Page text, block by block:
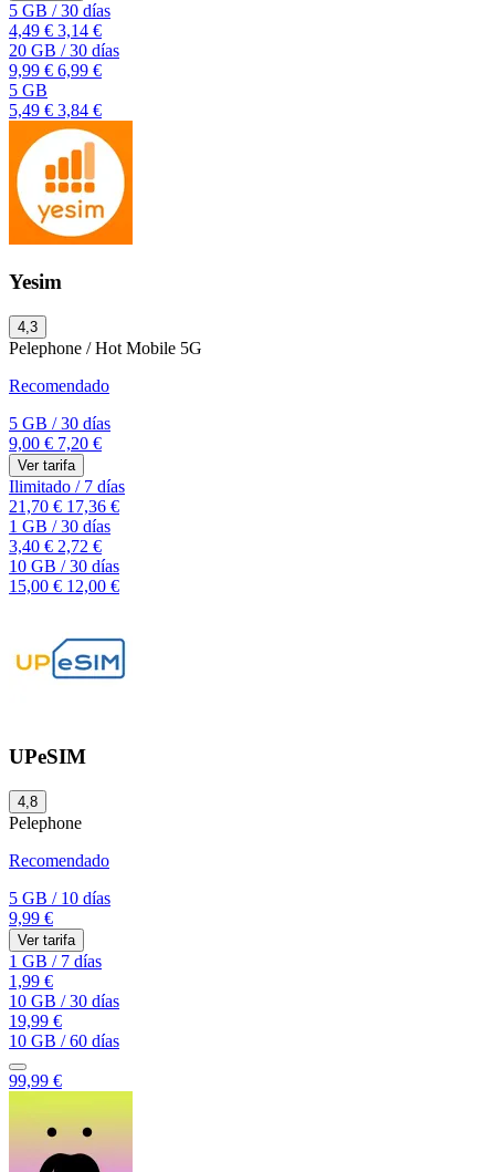
5 GB /30 días
4,49 € 3,14 €
20 GB /30 días
9,99 € 6,99 €
5 GB
5,49 € 3,84 €
Yesim
4,3
Pelephone / Hot Mobile 5G
Recomendado
5 GB /30 días
9,00 € 7,20 €
Ver tarifa
Ilimitado /7 días
21,70 € 17,36 €
1 GB /30 días
3,40 € 2,72 €
10 GB /30 días
15,00 € 12,00 €
UPeSIM
4,8
Pelephone
Recomendado
5 GB /10 días
9,99 €
Ver tarifa
1 GB /7 días
1,99 €
10 GB /30 días
19,99 €
10 GB /60 días
99,99 €